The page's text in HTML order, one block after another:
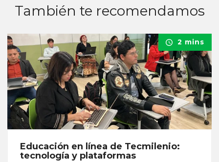
También te recomendamos
2 mins
Educación en línea de Tecmilenio:
tecnología y plataformas